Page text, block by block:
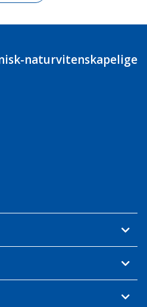
naturvitenskapelige